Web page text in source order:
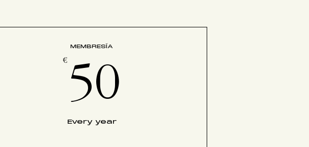
MEMBRESÍA
€
50
Every year